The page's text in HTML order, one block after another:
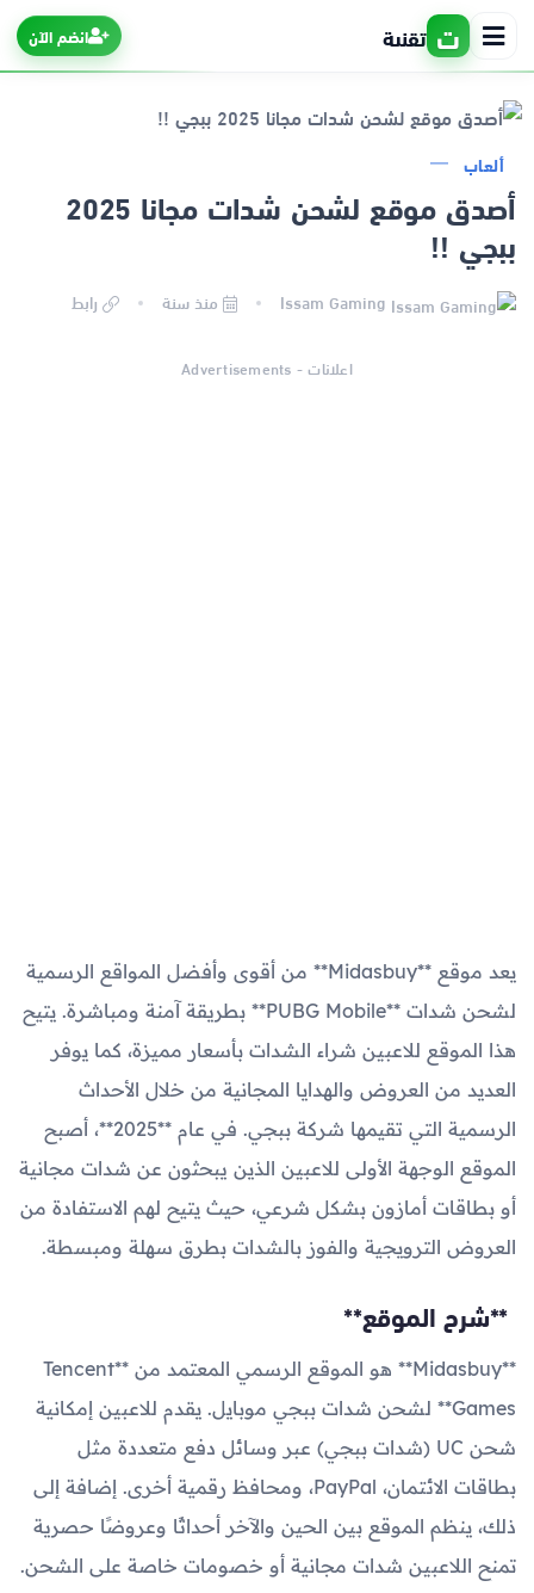
ت تقنية انضم الآن
التطبيقات
الألعاب
ألعاب
أصدق موقع لشحن شدات مجانا 2025
ببجي !!
منذ سنة رابط
اعلانات - Advertisements
يعد موقع **Midasbuy** من أقوى وأفضل المواقع الرسمية
لشحن شدات **PUBG Mobile** بطريقة آمنة ومباشرة. يتيح
هذا الموقع للاعبين شراء الشدات بأسعار مميزة، كما يوفر
العديد من العروض والهدايا المجانية من خلال الأحداث
الرسمية التي تقيمها شركة ببجي. في عام **2025**، أصبح
الموقع الوجهة الأولى للاعبين الذين يبحثون عن شدات مجانية
أو بطاقات أمازون بشكل شرعي، حيث يتيح لهم الاستفادة من
العروض الترويجية والفوز بالشدات بطرق سهلة ومبسطة.
**شرح الموقع**
**Midasbuy** هو الموقع الرسمي المعتمد من **Tencent
Games** لشحن شدات ببجي موبايل. يقدم للاعبين إمكانية
شحن UC (شدات ببجي) عبر وسائل دفع متعددة مثل
بطاقات الائتمان، PayPal، ومحافظ رقمية أخرى. إضافة إلى
ذلك، ينظم الموقع بين الحين والآخر أحداثًا وعروضًا حصرية
تمنح اللاعبين شدات مجانية أو خصومات خاصة على الشحن.